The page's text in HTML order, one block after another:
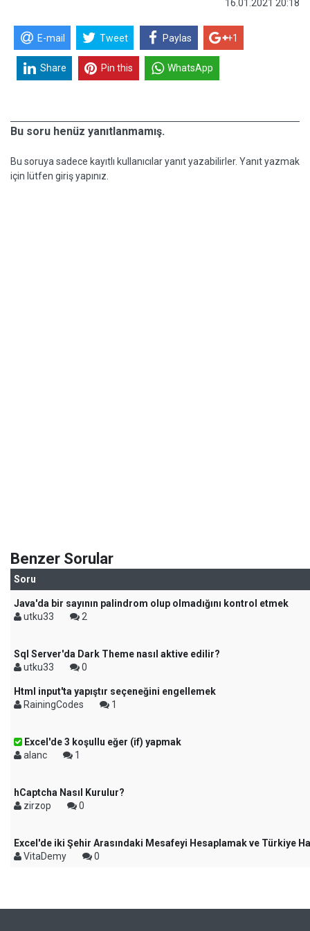
16.01.2021 20:18
E-mail Tweet Paylas +1
Share Pin this WhatsApp
Bu soru henüz yanıtlanmamış.
Bu soruya sadece kayıtlı kullanıcılar yanıt yazabilirler. Yanıt yazmak
için lütfen giriş yapınız.
Benzer Sorular
Soru
Java'da bir sayının palindrom olup olmadığını kontrol etmek
utku33
2
Sql Server'da Dark Theme nasıl aktive edilir?
utku33
0
Html input'ta yapıştır seçeneğini engellemek
RainingCodes
1
Excel'de 3 koşullu eğer (if) yapmak
alanc
1
hCaptcha Nasıl Kurulur?
zirzop
0
Excel'de iki Şehir Arasındaki Mesafeyi Hesaplamak ve Türkiye
VitaDemy
0